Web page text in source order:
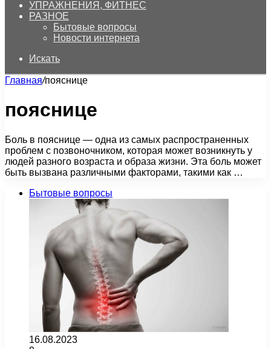
УПРАЖНЕНИЯ, ФИТНЕС
РАЗНОЕ
Бытовые вопросы
Новости интернета
Искать
Главная/пояснице
пояснице
Боль в пояснице — одна из самых распространенных
проблем с позвоночником, которая может возникнуть у
людей разного возраста и образа жизни. Эта боль может
быть вызвана различными факторами, такими как …
Бытовые вопросы
16.08.2023